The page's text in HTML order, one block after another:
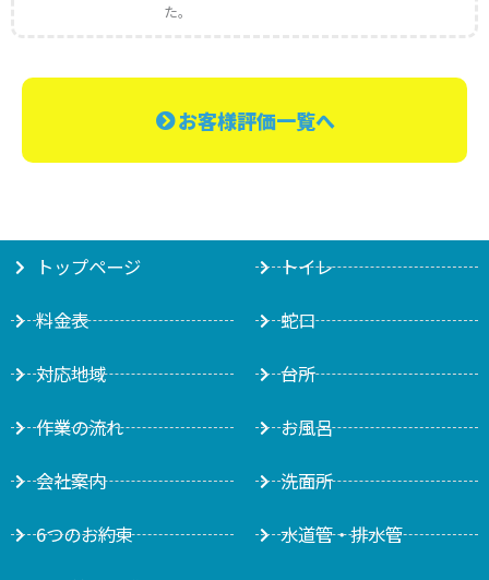
た。
お客様評価一覧へ
トップページ
料金表
対応地域
作業の流れ
会社案内
6つのお約束
トイレ
蛇口
台所
お風呂
洗面所
水道管・排水管